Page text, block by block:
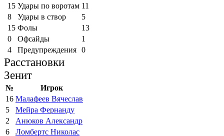
15 Удары по воротам 11
8
Удары в створ
5
15 Фолы
13
0
Офсайды
1
4
Предупреждения 0
Расстановки
Зенит
№
Игрок
16 Малафеев Вячеслав
5
Мейра Фернанду
2
Анюков Александр
6
Ломбертс Николас